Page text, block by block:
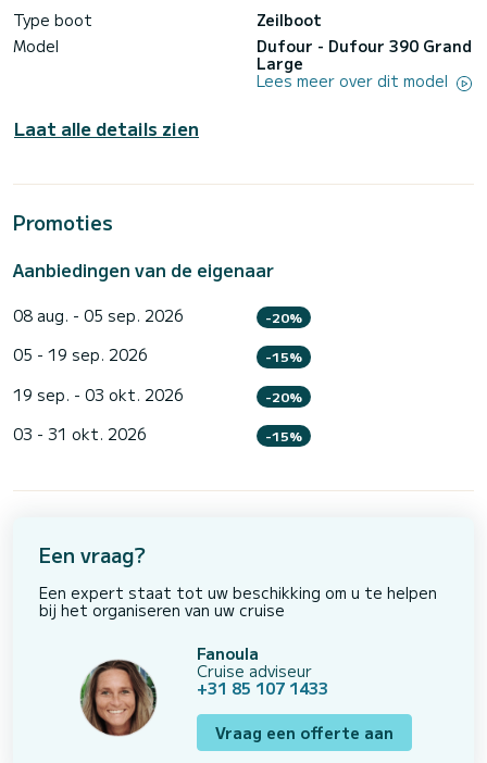
Type boot
Zeilboot
Model
Dufour - Dufour 390 Grand
Large
Lees meer over dit model
Laat alle details zien
Promoties
Aanbiedingen van de eigenaar
08 aug. - 05 sep. 2026 -20%
05 - 19 sep. 2026 -15%
19 sep. - 03 okt. 2026 -20%
03 - 31 okt. 2026 -15%
Een vraag?
Een expert staat tot uw beschikking om u te helpen
bij het organiseren van uw cruise
Fanoula
Cruise adviseur
+31 85 107 1433
Vraag een offerte aan